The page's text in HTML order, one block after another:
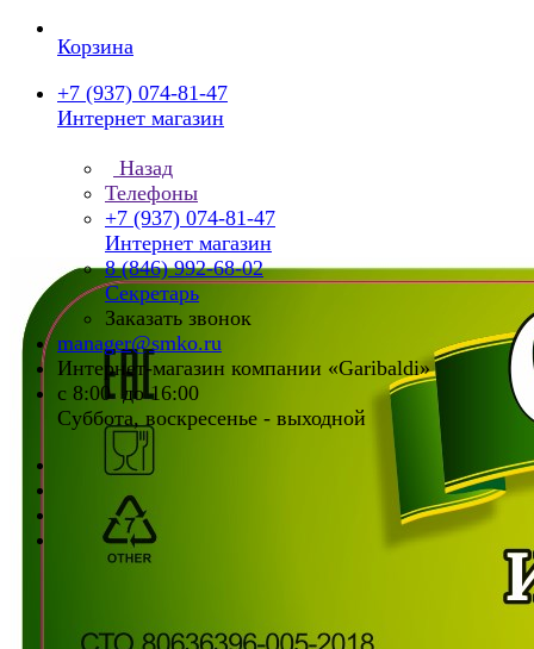
Корзина
+7 (937) 074-81-47
Интернет магазин
Назад
Телефоны
+7 (937) 074-81-47
Интернет магазин
8 (846) 992-68-02
Секретарь
Заказать звонок
manager@smko.ru
Интернет-магазин компании «Garibaldi»
с 8:00 до 16:00
Суббота, воскресенье - выходной
Каталог